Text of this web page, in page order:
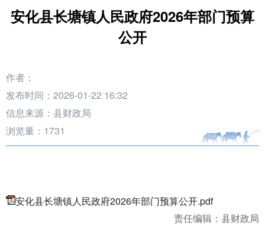
安化县长塘镇人民政府2026年部门预算
公开
作者：
发布时间：2026-01-22 16:32
信息来源：县财政局
浏览量： 1731
安化县长塘镇人民政府2026年部门预算公开.pdf
责任编辑：县财政局